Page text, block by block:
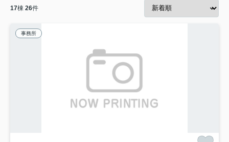
17棟 26件
事務所